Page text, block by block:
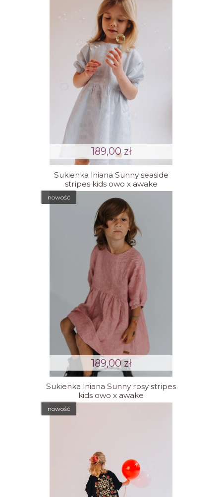
Sukienka lniana Sunny seaside
stripes kids owo x awake
189,00 zł
Sukienka lniana Sunny rosy stripes
kids owo x awake
189,00 zł
nowość
nowość